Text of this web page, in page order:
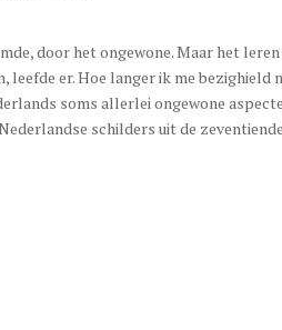
door het ongewone. Maar het
er. Hoe langer ik me bezighield
soms allerlei ongewone
schilders uit de